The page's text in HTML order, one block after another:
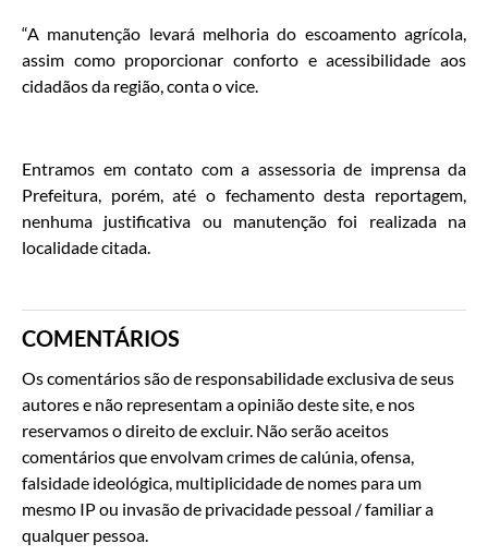
“A manutenção levará melhoria do escoamento agrícola,
assim como proporcionar conforto e acessibilidade aos
cidadãos da região, conta o vice.
Entramos em contato com a assessoria de imprensa da
Prefeitura, porém, até o fechamento desta reportagem,
nenhuma justificativa ou manutenção foi realizada na
localidade citada.
COMENTÁRIOS
Os comentários são de responsabilidade exclusiva de seus
autores e não representam a opinião deste site, e nos
reservamos o direito de excluir. Não serão aceitos
comentários que envolvam crimes de calúnia, ofensa,
falsidade ideológica, multiplicidade de nomes para um
mesmo IP ou invasão de privacidade pessoal / familiar a
qualquer pessoa.